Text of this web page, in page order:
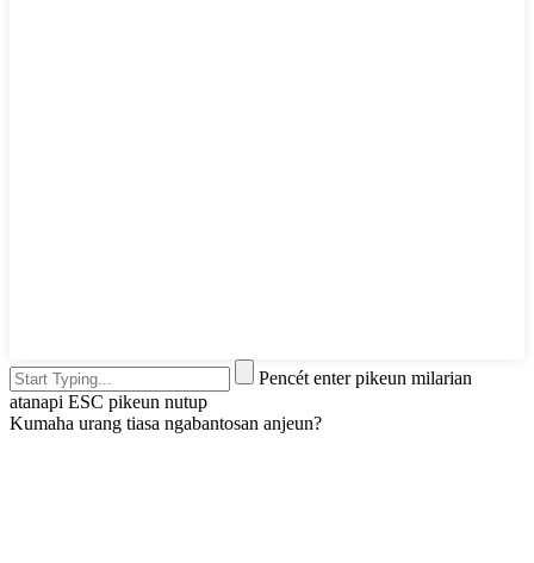
Pencét enter pikeun milarian
atanapi ESC pikeun nutup
Kumaha urang tiasa ngabantosan anjeun?